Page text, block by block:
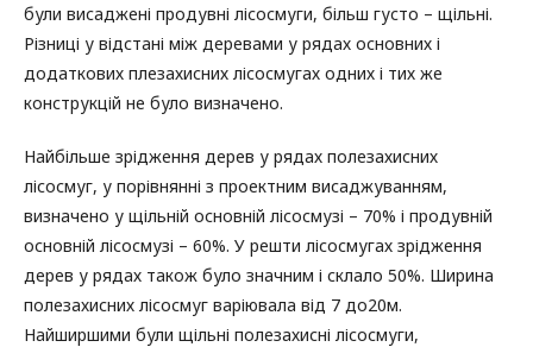
були висаджені продувні лісосмуги, більш густо – щільні.
Різниці у відстані між деревами у рядах основних і
додаткових плезахисних лісосмугах одних і тих же
конструкцій не було визначено.
Найбільше зрідження дерев у рядах полезахисних
лісосмуг, у порівнянні з проектним висаджуванням,
визначено у щільній основній лісосмузі – 70% і продувній
основній лісосмузі – 60%. У решти лісосмугах зрідження
дерев у рядах також було значним і склало 50%. Ширина
полезахисних лісосмуг варіювала від 7 до20м.
Найширшими були щільні полезахисні лісосмуги,